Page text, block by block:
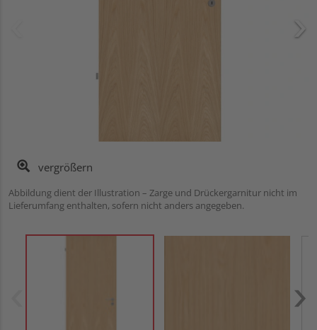
vergrößern
Abbildung dient der Illustration – Zarge und Drückergarnitur nicht im
Lieferumfang enthalten, sofern nicht anders angegeben.